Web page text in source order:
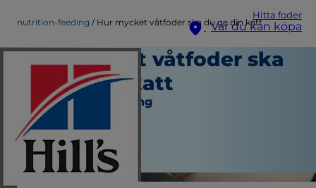
Hitta foder
Var du kan köpa
nutrition-feeding Hur mycket våtfoder ska du ge din katt
Hur mycket våtfoder ska
du ge din katt
Näring och Utfodring
Skribent
|
December 18, 2023